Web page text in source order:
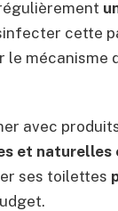
cette
le
avec
et
ses toilettes